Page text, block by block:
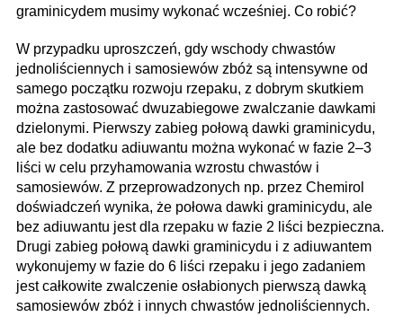
graminicydem musimy wykonać wcześniej. Co robić?
W przypadku uproszczeń, gdy wschody chwastów
jednoliściennych i samosiewów zbóż są intensywne od
samego początku rozwoju rzepaku, z dobrym skutkiem
można zastosować dwuzabiegowe zwalczanie dawkami
dzielonymi. Pierwszy zabieg połową dawki graminicydu,
ale bez dodatku adiuwantu można wykonać w fazie 2–3
liści w celu przyhamowania wzrostu chwastów i
samosiewów. Z przeprowadzonych np. przez Chemirol
doświadczeń wynika, że połowa dawki graminicydu, ale
bez adiuwantu jest dla rzepaku w fazie 2 liści bezpieczna.
Drugi zabieg połową dawki graminicydu i z adiuwantem
wykonujemy w fazie do 6 liści rzepaku i jego zadaniem
jest całkowite zwalczenie osłabionych pierwszą dawką
samosiewów zbóż i innych chwastów jednoliściennych.